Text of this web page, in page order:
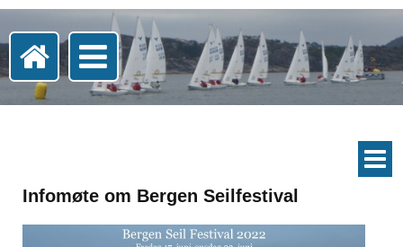
Infomøte om Bergen Seilfestival